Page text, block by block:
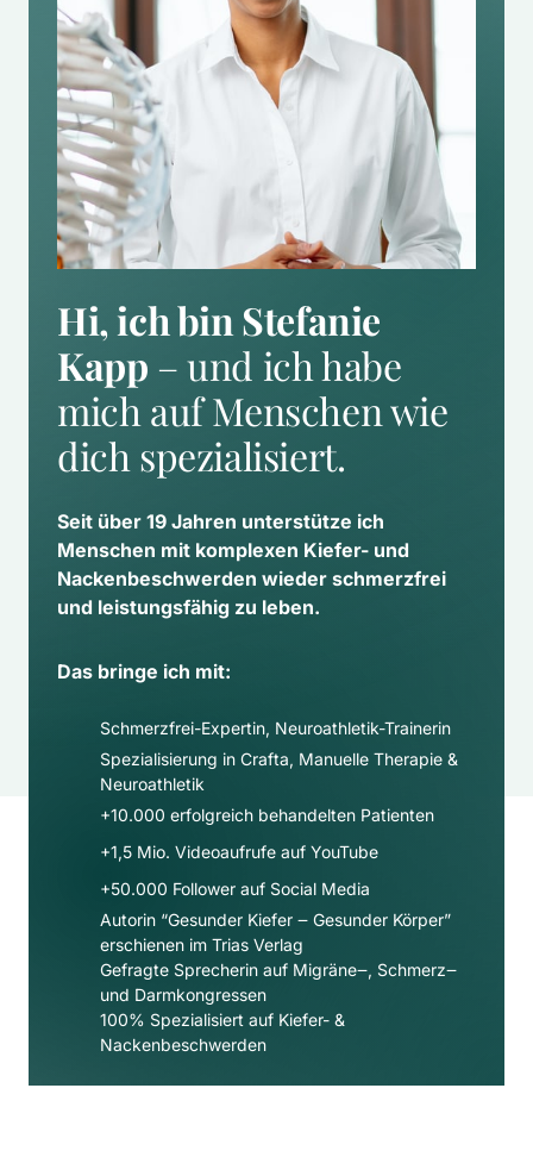
Hi, ich bin Stefanie
Kapp – und ich habe
mich auf Menschen wie
dich spezialisiert.
Seit über 19 Jahren unterstütze ich
Menschen mit komplexen Kiefer- und
Nackenbeschwerden wieder schmerzfrei
und leistungsfähig zu leben.
Das bringe ich mit:
Schmerzfrei-Expertin, Neuroathletik-Trainerin
Spezialisierung in Crafta, Manuelle Therapie &
Neuroathletik
+10.000 erfolgreich behandelten Patienten
+1,5 Mio. Videoaufrufe auf YouTube
+50.000 Follower auf Social Media​
Autorin “Gesunder Kiefer ‒ Gesunder Körper”
erschienen im Trias Verlag
Gefragte Sprecherin auf Migräne‒, Schmerz‒
und Darmkongressen
100% Spezialisiert auf Kiefer- &
Nackenbeschwerden